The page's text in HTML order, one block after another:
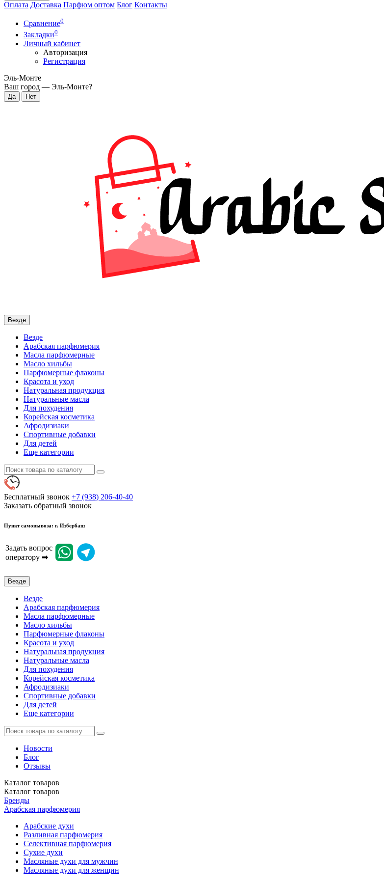
Оплата Доставка Парфюм оптом Блог Контакты
Сравнение0
Закладки0
Личный кабинет
Авторизация
Регистрация
Эль-Монте
Ваш город — Эль-Монте?
Везде
Везде
Арабская парфюмерия
Масла парфюмерные
Масло хильбы
Парфюмерные флаконы
Красота и уход
Натуральная продукция
Натуральные масла
Для похудения
Корейская косметика
Афродизиаки
Спортивные добавки
Для детей
Еще категории
Бесплатный звонок +7 (938) 206-40-40
Заказать обратный звонок
Пункт самовывоза: г. Избербаш
Задать вопрос
оператору ➡
Везде
Везде
Арабская парфюмерия
Масла парфюмерные
Масло хильбы
Парфюмерные флаконы
Красота и уход
Натуральная продукция
Натуральные масла
Для похудения
Корейская косметика
Афродизиаки
Спортивные добавки
Для детей
Еще категории
Новости
Блог
Отзывы
Каталог товаров
Каталог товаров
Бренды
Арабская парфюмерия
Арабские духи
Разливная парфюмерия
Селективная парфюмерия
Сухие духи
Масляные духи для мужчин
Масляные духи для женщин